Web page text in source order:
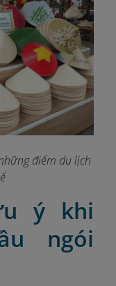
điểm du lịch
ý khi
ngói